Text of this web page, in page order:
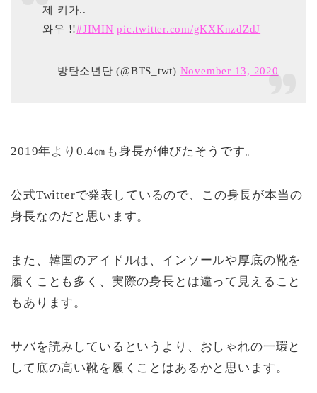
제 키가..
와우 !!#JIMIN pic.twitter.com/gKXKnzdZdJ
— 방탄소년단 (@BTS_twt) November 13, 2020
2019年より0.4㎝も身長が伸びたそうです。
公式Twitterで発表しているので、この身長が本当の
身長なのだと思います。
また、韓国のアイドルは、インソールや厚底の靴を
履くことも多く、実際の身長とは違って見えること
もあります。
サバを読みしているというより、おしゃれの一環と
して底の高い靴を履くことはあるかと思います。